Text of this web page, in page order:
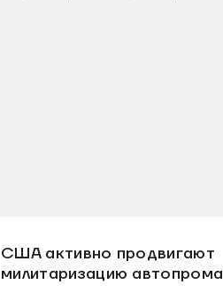
США активно продвигают
милитаризацию автопрома